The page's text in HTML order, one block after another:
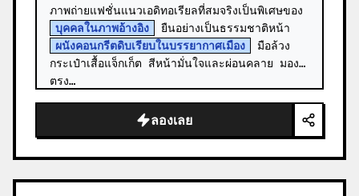
บุคคลในภาพอ้างอิง
ผนังคอนกรีตดิบเรียบในบรรยากาศเมือง
มือล้วง
กระเป๋าเสื้อแจ็กเก็ต สีหน้ามั่นใจและผ่อนคลาย มอง
ตรง…
ลองเลย